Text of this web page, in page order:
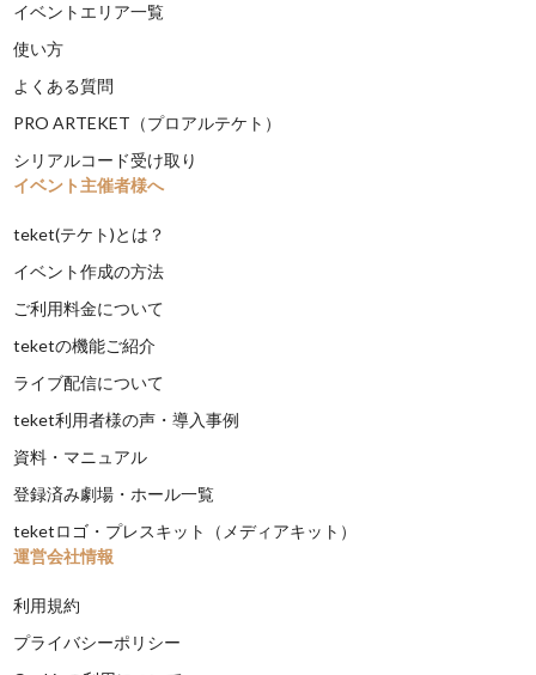
イベントエリア一覧
使い方
よくある質問
PRO ARTEKET（プロアルテケト）
シリアルコード受け取り
イベント主催者様へ
teket(テケト)とは？
イベント作成の方法
ご利用料金について
teketの機能ご紹介
ライブ配信について
teket利用者様の声・導入事例
資料・マニュアル
登録済み劇場・ホール一覧
teketロゴ・プレスキット（メディアキット）
運営会社情報
利用規約
プライバシーポリシー